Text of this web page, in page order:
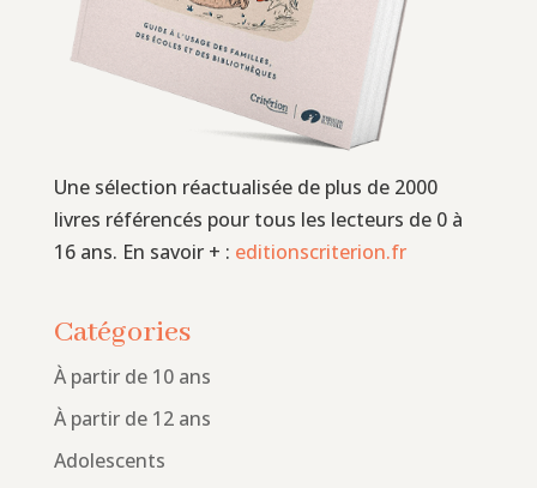
Une sélection réactualisée de plus de 2000
livres référencés pour tous les lecteurs de 0 à
16 ans. En savoir + : editionscriterion.fr
Catégories
À partir de 10 ans
À partir de 12 ans
Adolescents